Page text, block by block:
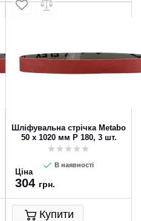
Шліфувальна стрічка Metabo
50 х 1020 мм P 180, 3 шт.
В наявності
Ціна
304 грн.
Купити